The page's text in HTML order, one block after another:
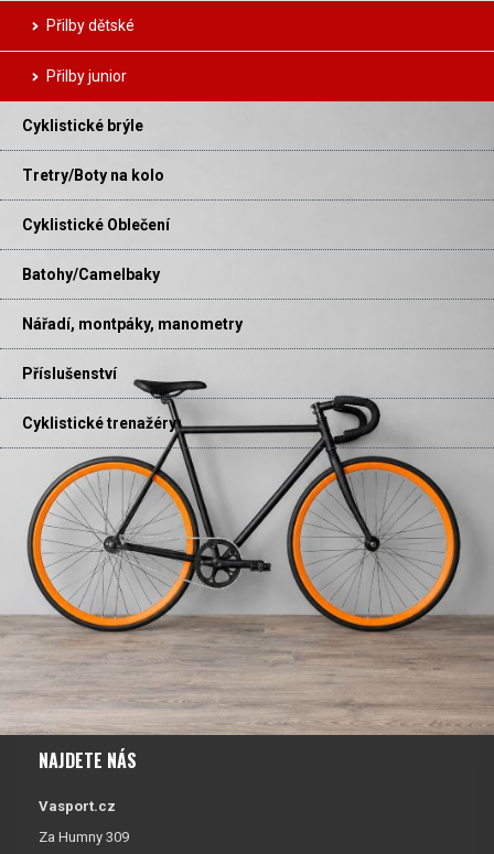
Přilby dětské
Přilby junior
Cyklistické brýle
Tretry/Boty na kolo
Cyklistické Oblečení
Batohy/Camelbaky
Nářadí, montpáky, manometry
Příslušenství
Cyklistické trenažéry
NAJDETE NÁS
Vasport.cz
Za Humny 309